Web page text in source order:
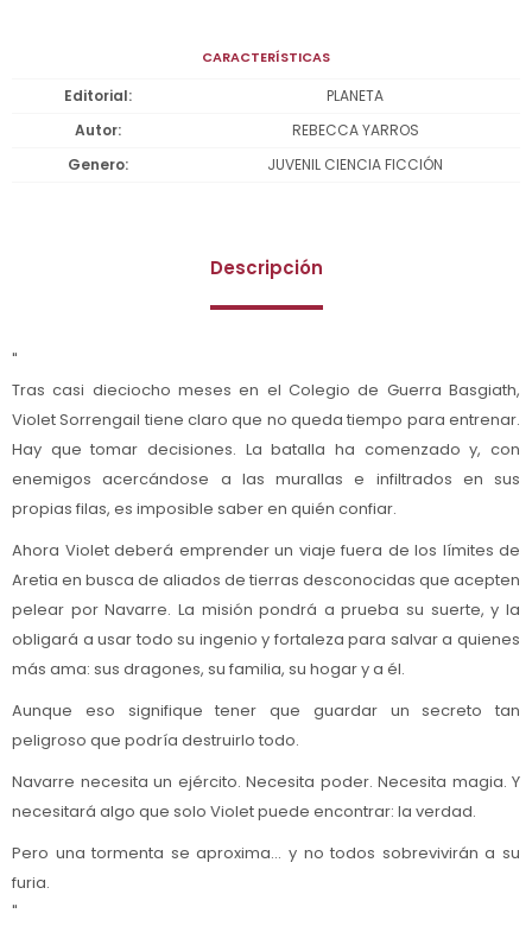
CARACTERÍSTICAS
Editorial
PLANETA
Autor
REBECCA YARROS
Genero
JUVENIL CIENCIA FICCIÓN
Descripción
"
Tras casi dieciocho meses en el Colegio de Guerra Basgiath,
Violet Sorrengail tiene claro que no queda tiempo para entrenar.
Hay que tomar decisiones. La batalla ha comenzado y, con
enemigos acercándose a las murallas e infiltrados en sus
propias filas, es imposible saber en quién confiar.
Ahora Violet deberá emprender un viaje fuera de los límites de
Aretia en busca de aliados de tierras desconocidas que acepten
pelear por Navarre. La misión pondrá a prueba su suerte, y la
obligará a usar todo su ingenio y fortaleza para salvar a quienes
más ama: sus dragones, su familia, su hogar y a él.
Aunque eso signifique tener que guardar un secreto tan
peligroso que podría destruirlo todo.
Navarre necesita un ejército. Necesita poder. Necesita magia. Y
necesitará algo que solo Violet puede encontrar: la verdad.
Pero una tormenta se aproxima… y no todos sobrevivirán a su
furia.
"